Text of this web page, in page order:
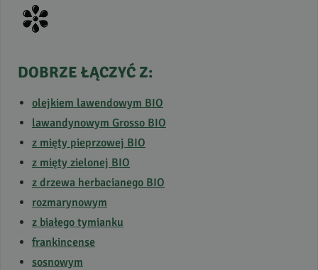
DOBRZE ŁĄCZYĆ Z:
olejkiem lawendowym BIO
lawandynowym Grosso BIO
z mięty pieprzowej BIO
z mięty zielonej BIO
z drzewa herbacianego BIO
rozmarynowym
z białego tymianku
frankincense
sosnowym